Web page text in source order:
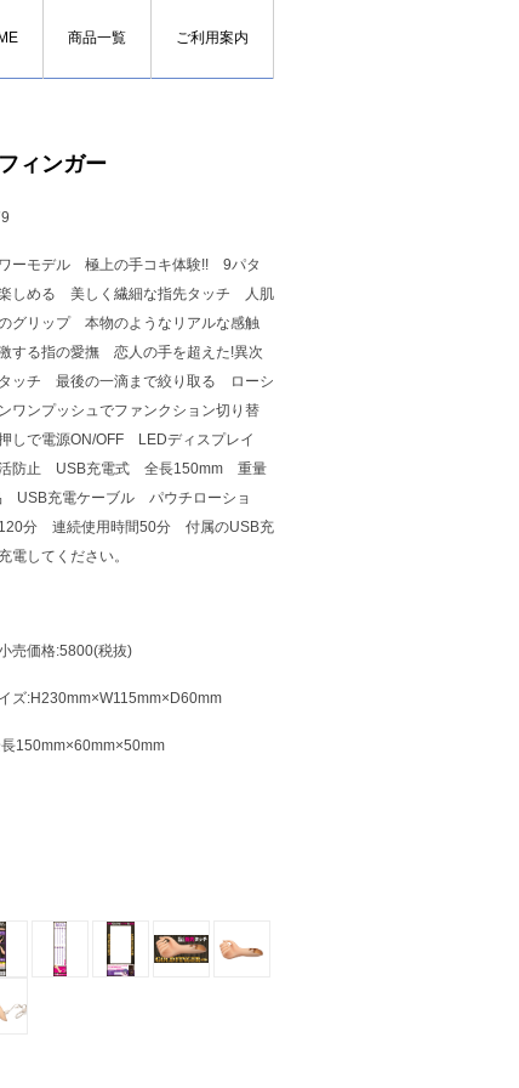
商品一覧 ご利用案内
ィンガー
ーモデル 極上の手コキ体験!! 9パタ
しめる 美しく繊細な指先タッチ 人肌
グリップ 本物のようなリアルな感触
する指の愛撫 恋人の手を超えた!異次
ッチ 最後の一滴まで絞り取る ローシ
ワンプッシュでファンクション切り替
しで電源ON/OFF LEDディスプレイ
防止 USB充電式 全長150mm 重量
充電ケーブル パウチローショ
分 連続使用時間50分 付属のUSB充
電してください。
売価格:5800(税抜)
ズ:H230mm×W115mm×D60mm
150mm×60mm×50mm